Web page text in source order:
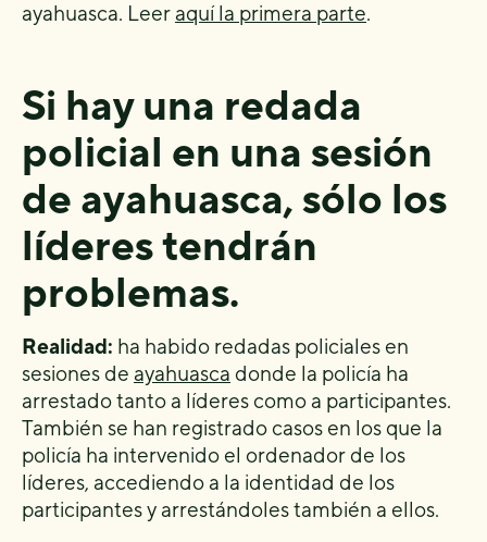
ayahuasca. Leer aquí la primera parte.
Si hay una redada
policial en una sesión
de ayahuasca, sólo los
líderes tendrán
problemas.
Realidad: ha habido redadas policiales en
sesiones de ayahuasca donde la policía ha
arrestado tanto a líderes como a participantes.
También se han registrado casos en los que la
policía ha intervenido el ordenador de los
líderes, accediendo a la identidad de los
participantes y arrestándoles también a ellos.